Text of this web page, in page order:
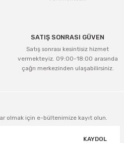
SATIŞ SONRASI GÜVEN
Satış sonrası kesintisiz hizmet
vermekteyiz. 09:00-18:00 arasında
çağrı merkezinden ulaşabilirsiniz.
olmak için e-bültenimize kayıt olun.
KAYDOL